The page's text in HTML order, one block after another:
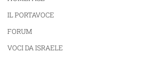
IL PORTAVOCE
FORUM
VOCI DA ISRAELE